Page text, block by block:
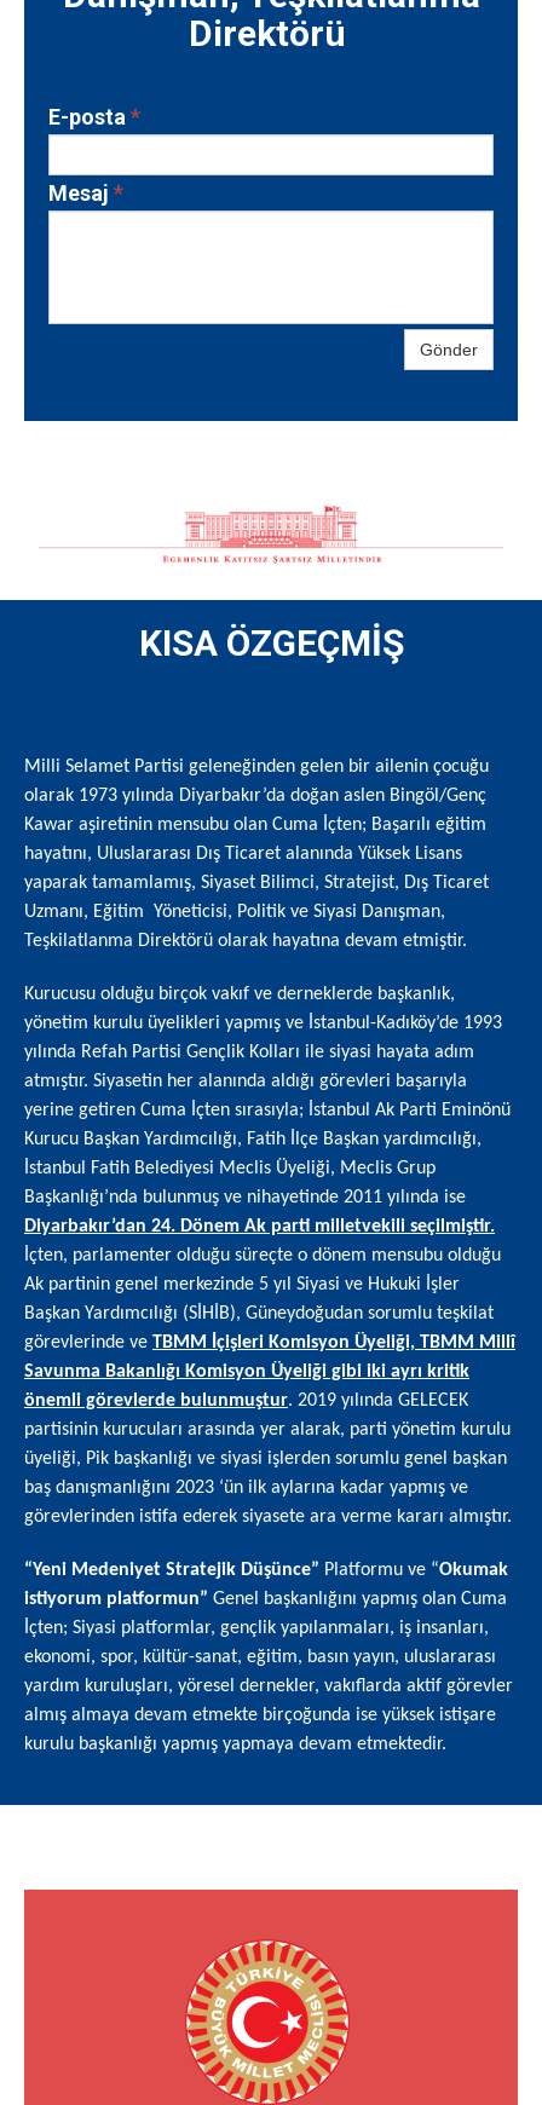
Direktörü
E-posta *
Mesaj *
Gönder
KISA ÖZGEÇMİŞ
Milli Selamet Partisi geleneğinden gelen bir ailenin çocuğu
olarak 1973 yılında Diyarbakır’da doğan aslen Bingöl/Genç
Kawar aşiretinin mensubu olan Cuma İçten; Başarılı eğitim
hayatını, Uluslararası Dış Ticaret alanında Yüksek Lisans
yaparak tamamlamış, Siyaset Bilimci, Stratejist, Dış Ticaret
Uzmanı, Eğitim Yöneticisi, Politik ve Siyasi Danışman,
Teşkilatlanma Direktörü olarak hayatına devam etmiştir.
Kurucusu olduğu birçok vakıf ve derneklerde başkanlık,
yönetim kurulu üyelikleri yapmış ve İstanbul-Kadıköy’de 1993
yılında Refah Partisi Gençlik Kolları ile siyasi hayata adım
atmıştır. Siyasetin her alanında aldığı görevleri başarıyla
yerine getiren Cuma İçten sırasıyla; İstanbul Ak Parti Eminönü
Kurucu Başkan Yardımcılığı, Fatih İlçe Başkan yardımcılığı,
İstanbul Fatih Belediyesi Meclis Üyeliği, Meclis Grup
Başkanlığı’nda bulunmuş ve nihayetinde 2011 yılında ise
Diyarbakır’dan 24. Dönem Ak parti milletvekili seçilmiştir.
İçten, parlamenter olduğu süreçte o dönem mensubu olduğu
Ak partinin genel merkezinde 5 yıl Siyasi ve Hukuki İşler
Başkan Yardımcılığı (SİHİB), Güneydoğudan sorumlu teşkilat
görevlerinde ve TBMM İçişleri Komisyon Üyeliği, TBMM Millî
Savunma Bakanlığı Komisyon Üyeliği gibi iki ayrı kritik
önemli görevlerde bulunmuştur. 2019 yılında GELECEK
partisinin kurucuları arasında yer alarak, parti yönetim kurulu
üyeliği, Pik başkanlığı ve siyasi işlerden sorumlu genel başkan
baş danışmanlığını 2023 ‘ün ilk aylarına kadar yapmış ve
görevlerinden istifa ederek siyasete ara verme kararı almıştır.
“Yeni Medeniyet Stratejik Düşünce” Platformu ve “Okumak
istiyorum platformun” Genel başkanlığını yapmış olan Cuma
İçten; Siyasi platformlar, gençlik yapılanmaları, iş insanları,
ekonomi, spor, kültür-sanat, eğitim, basın yayın, uluslararası
yardım kuruluşları, yöresel dernekler, vakıflarda aktif görevler
almış almaya devam etmekte birçoğunda ise yüksek istişare
kurulu başkanlığı yapmış yapmaya devam etmektedir.